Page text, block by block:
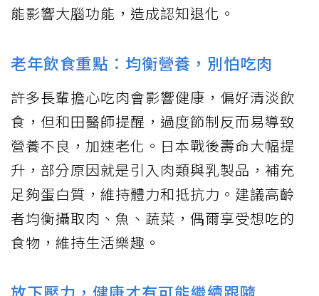
能影響大腦功能，造成認知退化。
老年飲食重點：均衡營養，別怕吃肉
許多長輩擔心吃肉會影響健康，偏好清淡飲
食，但和田醫師提醒，過度節制反而易導致
營養不良，加速老化。日本戰後壽命大幅提
升，部分原因就是引入肉類與乳製品，補充
足夠蛋白質，維持體力和抵抗力。建議高齡
者均衡攝取肉、魚、蔬菜，偶爾享受想吃的
食物，維持生活樂趣。
放下壓力，健康才有可能繼續跟隨